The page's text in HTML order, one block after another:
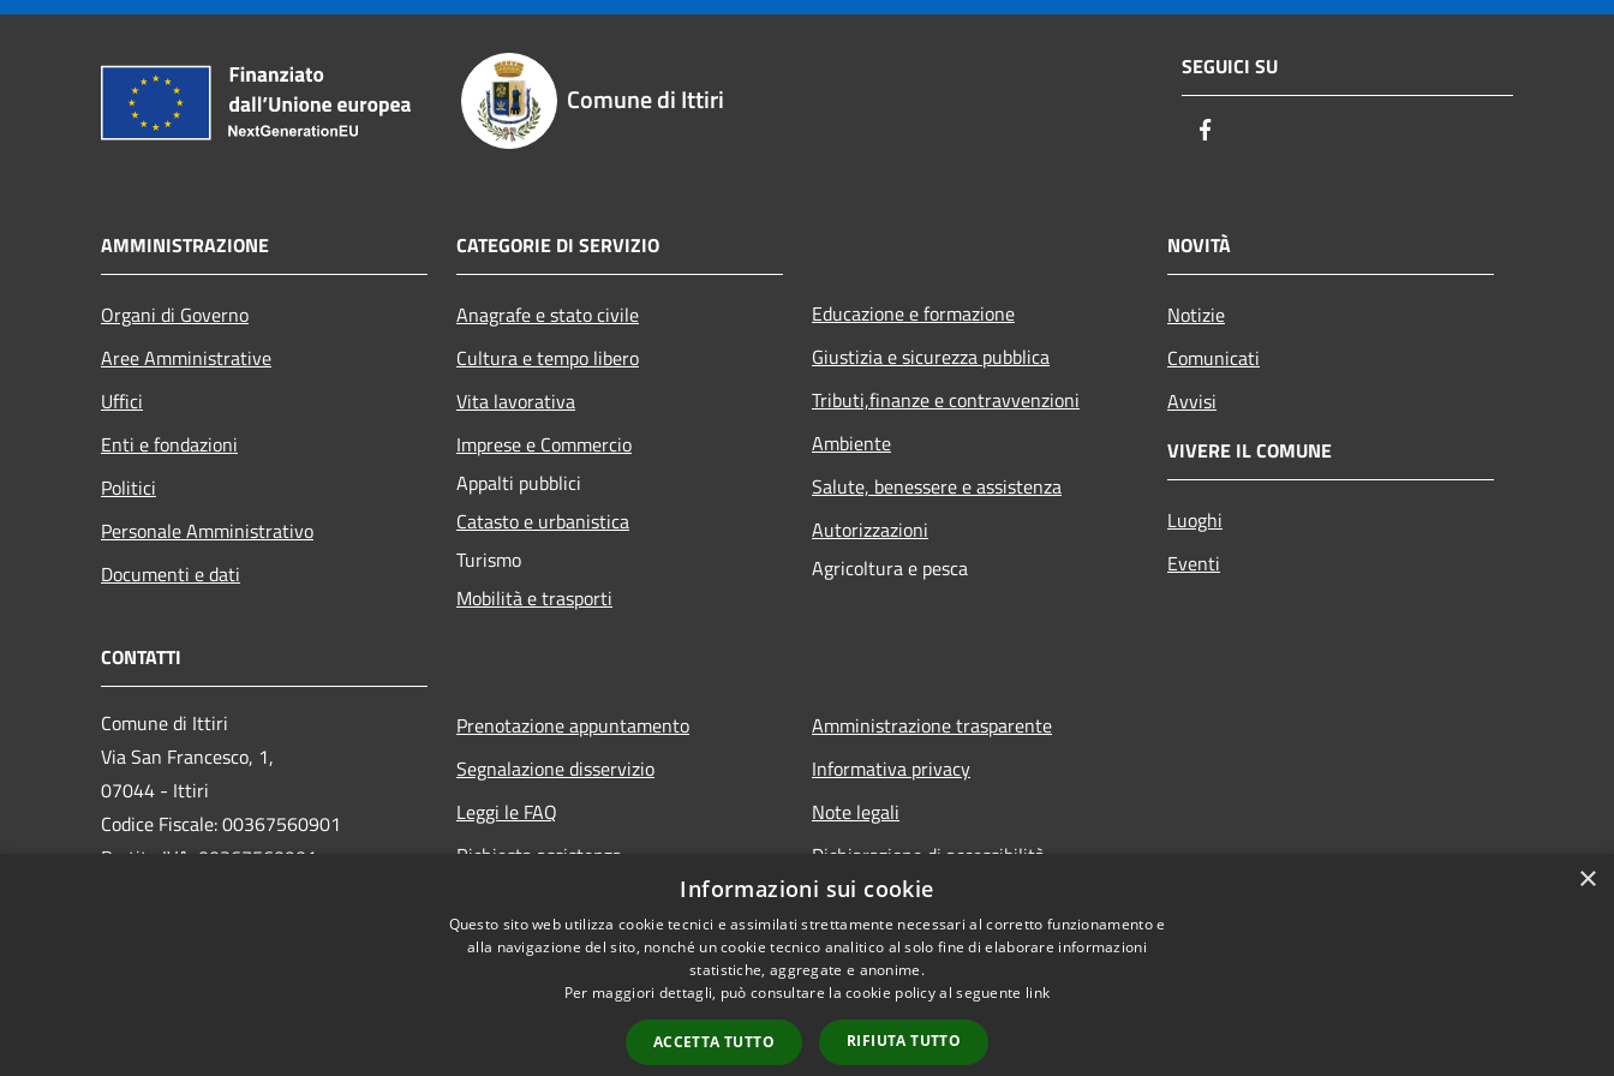
Comune di Ittiri
SEGUICI SU
AMMINISTRAZIONE
Organi di Governo
Aree Amministrative
Uffici
Enti e fondazioni
Politici
Personale Amministrativo
Documenti e dati
CATEGORIE DI SERVIZIO
Anagrafe e stato civile
Cultura e tempo libero
Vita lavorativa
Imprese e Commercio
Appalti pubblici
Catasto e urbanistica
Turismo
Mobilità e trasporti
Educazione e formazione
Giustizia e sicurezza pubblica
Tributi,finanze e contravvenzioni
Ambiente
Salute, benessere e assistenza
Autorizzazioni
Agricoltura e pesca
NOVITÀ
Notizie
Comunicati
Avvisi
VIVERE IL COMUNE
Luoghi
Eventi
CONTATTI
Comune di Ittiri
Via San Francesco, 1,
07044 - Ittiri
Codice Fiscale: 00367560901
Partita IVA: 00367560901
Prenotazione appuntamento
Segnalazione disservizio
Leggi le FAQ
Richiesta assistenza
Amministrazione trasparente
Informativa privacy
Note legali
Dichiarazione di accessibilità
Obiettivi di accessibilità
Storico Deliberazioni
×
Informazioni sui cookie
Questo sito web utilizza cookie tecnici e assimilati strettamente necessari al corretto funzionamento e
alla navigazione del sito, nonché un cookie tecnico analitico al solo fine di elaborare informazioni
statistiche, aggregate e anonime.
Per maggiori dettagli, può consultare la cookie policy al seguente link
ACCETTA TUTTO RIFIUTA TUTTO